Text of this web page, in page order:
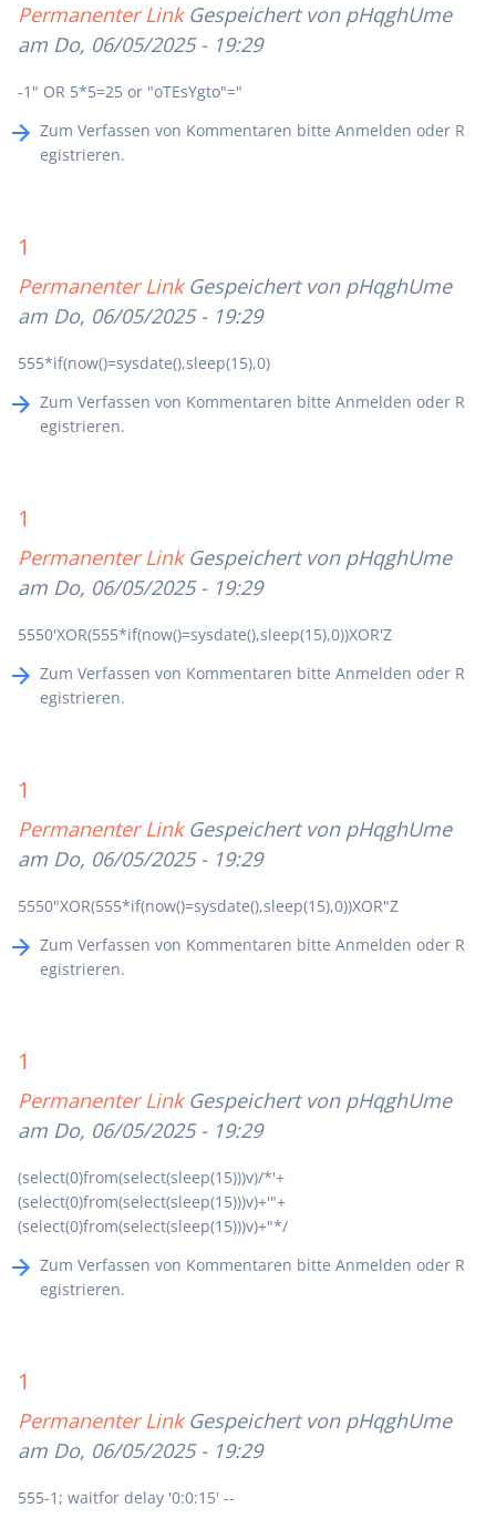
Permanenter Link Gespeichert von pHqghUme
am Do, 06/05/2025 - 19:29
-1" OR 5*5=25 or "oTEsYgto"="
Zum Verfassen von Kommentaren bitte Anmelden oder R
egistrieren.
1
Permanenter Link Gespeichert von pHqghUme
am Do, 06/05/2025 - 19:29
555*if(now()=sysdate(),sleep(15),0)
Zum Verfassen von Kommentaren bitte Anmelden oder R
egistrieren.
1
Permanenter Link Gespeichert von pHqghUme
am Do, 06/05/2025 - 19:29
5550'XOR(555*if(now()=sysdate(),sleep(15),0))XOR'Z
Zum Verfassen von Kommentaren bitte Anmelden oder R
egistrieren.
1
Permanenter Link Gespeichert von pHqghUme
am Do, 06/05/2025 - 19:29
5550"XOR(555*if(now()=sysdate(),sleep(15),0))XOR"Z
Zum Verfassen von Kommentaren bitte Anmelden oder R
egistrieren.
1
Permanenter Link Gespeichert von pHqghUme
am Do, 06/05/2025 - 19:29
(select(0)from(select(sleep(15)))v)/*'+
(select(0)from(select(sleep(15)))v)+'"+
(select(0)from(select(sleep(15)))v)+"*/
Zum Verfassen von Kommentaren bitte Anmelden oder R
egistrieren.
1
Permanenter Link Gespeichert von pHqghUme
am Do, 06/05/2025 - 19:29
555-1; waitfor delay '0:0:15' --